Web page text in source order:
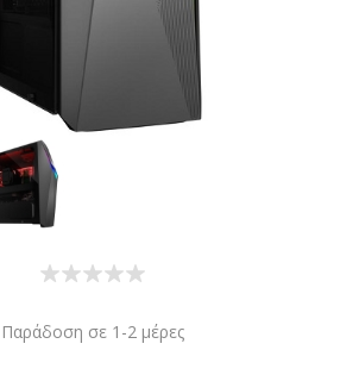
Παράδοση σε 1-2 μέρες